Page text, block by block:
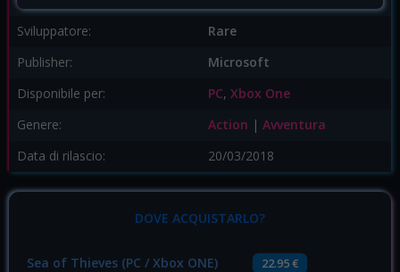
Sviluppatore:
Rare
Publisher:
Microsoft
Disponibile per:
PC, Xbox One
Genere:
Action | Avventura
Data di rilascio:
20/03/2018
DOVE ACQUISTARLO?
Sea of Thieves (PC / Xbox ONE) 22.95 €